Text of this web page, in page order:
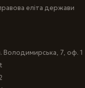
еліта держави
Володимирська, 7, оф. 1